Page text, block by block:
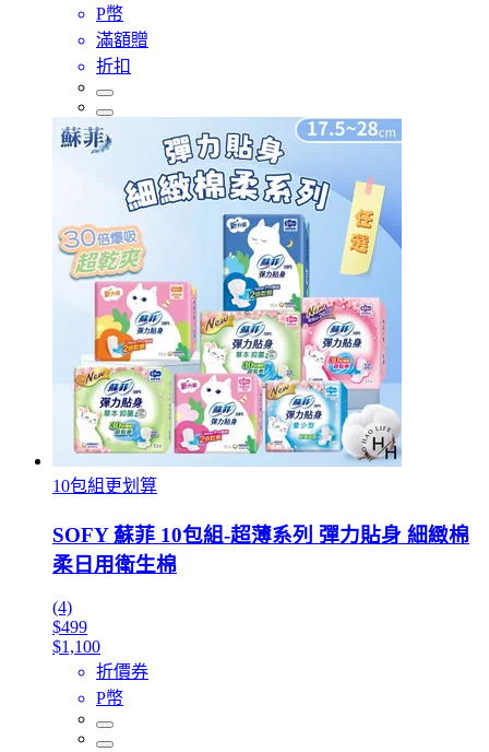
P幣
滿額贈
折扣
10包組更划算
SOFY 蘇菲 10包組-超薄系列 彈力貼身 細緻棉
柔日用衛生棉
(4)
$499
$1,100
折價券
P幣